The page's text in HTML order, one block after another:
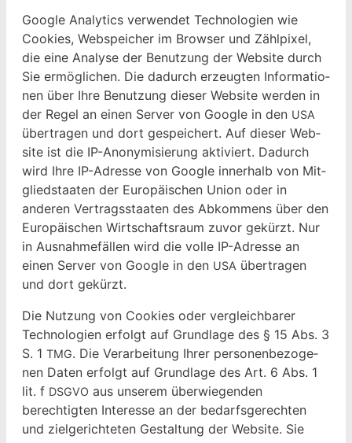
Google Ana­lyt­ics ver­wen­det Tech­nolo­gien wie
Cook­ies, Web­spe­ich­er im Brows­er und Zählpix­el,
die eine Analyse der Benutzung der Web­site durch
Sie ermöglichen. Die dadurch erzeugten Infor­ma­tio­
nen über Ihre Benutzung dieser Web­site wer­den in
der Regel an einen Serv­er von Google in den USA
über­tra­gen und dort gespe­ichert. Auf dieser Web­
site ist die IP-Anonymisierung aktiviert. Dadurch
wird Ihre IP-Adresse von Google inner­halb von Mit­
glied­staat­en der Europäis­chen Union oder in
anderen Ver­tragsstaat­en des Abkom­mens über den
Europäis­chen Wirtschaft­sraum zuvor gekürzt. Nur
in Aus­nah­me­fällen wird die volle IP-Adresse an
einen Serv­er von Google in den USA über­tra­gen
und dort gekürzt.
Die Nutzung von Cook­ies oder ver­gle­ich­bar­er
Tech­nolo­gien erfol­gt auf Grund­lage des § 15 Abs. 3
S. 1 TMG. Die Ver­ar­beitung Ihrer per­so­n­en­be­zo­ge­
nen Dat­en erfol­gt auf Grund­lage des Art. 6 Abs. 1
lit. f DSGVO aus unserem über­wiegen­den
berechtigten Inter­esse an der bedarf­s­gerecht­en
und ziel­gerichteten Gestal­tung der Web­site. Sie